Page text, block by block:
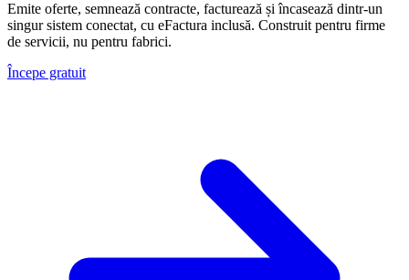
Emite oferte, semnează contracte, facturează și încasează dintr-un
singur sistem conectat, cu eFactura inclusă. Construit pentru firme
de servicii, nu pentru fabrici.
Începe gratuit